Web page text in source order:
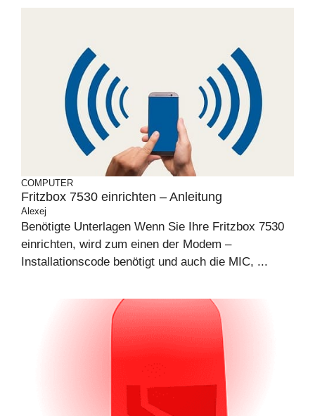
COMPUTER
Fritzbox 7530 einrichten – Anleitung
Alexej
Benötigte Unterlagen Wenn Sie Ihre Fritzbox 7530
einrichten, wird zum einen der Modem –
Installationscode benötigt und auch die MIC, ...